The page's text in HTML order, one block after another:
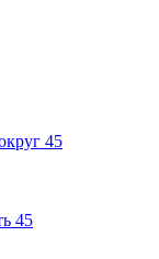
45
45